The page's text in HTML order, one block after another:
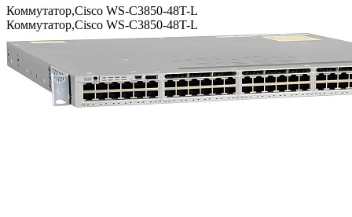
Коммутатор,Cisco WS-C3850-48T-L
Коммутатор,Cisco WS-C3850-48T-L